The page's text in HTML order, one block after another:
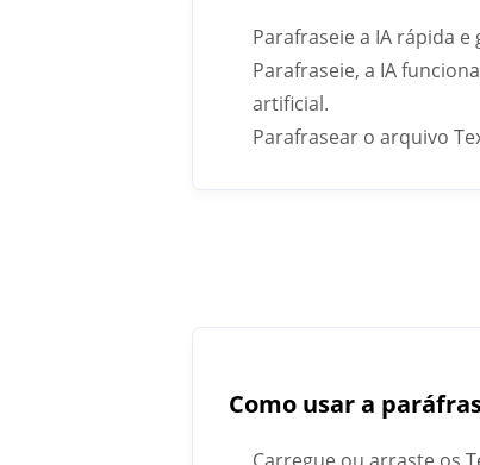
Parafraseie a IA rápida
Parafraseie, a IA
artificial.
Parafrasear o arquivo
Como usar a